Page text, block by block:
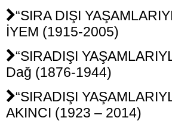
“SIRA DIŞI
İYEM (1915-2005)
“SIRADIŞI
Dağ (1876-1944)
“SIRADIŞI
AKINCI (1923 – 2014)